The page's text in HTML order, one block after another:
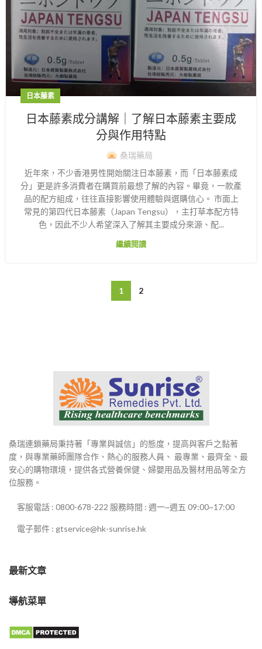
日本藤素
日本藤素成分講解｜了解日本藤素主要成
分與作用特點
桑瑞藥局
近年來，不少香港男性開始關注日本藤素，而「日本藤素成
分」更是許多消費者在購買前最想了解的內容。畢竟，一款產
品的配方組成，往往直接影響使用體驗與選購信心。 市面上
常見的第四代日本藤素（Japan Tengsu），主打草本配方特
色，因此不少人希望深入了解其主要成分來源、配...
繼續閱讀
1 2
桑瑞連鎖藥局秉持著「專業與誠信」的態度，提高與客戶之黏著
度，與專業藥師團隊合作、熱心的服務人員、 最專業、最齊全、最
安心的購物環境，提供各式營養保健、婦嬰用品及醫材用品等全方
位服務。
客服電話 : 0800-678-222 服務時間 : 週一~週五 09:00~17:00
電子郵件 : gtservice@hk-sunrise.hk
最新文章
導航菜單